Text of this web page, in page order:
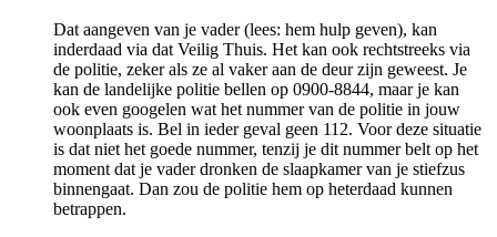
Dat aangeven van je vader (lees: hem hulp geven), kan
inderdaad via dat Veilig Thuis. Het kan ook rechtstreeks via
de politie, zeker als ze al vaker aan de deur zijn geweest. Je
kan de landelijke politie bellen op 0900-8844, maar je kan
ook even googelen wat het nummer van de politie in jouw
woonplaats is. Bel in ieder geval geen 112. Voor deze situatie
is dat niet het goede nummer, tenzij je dit nummer belt op het
moment dat je vader dronken de slaapkamer van je stiefzus
binnengaat. Dan zou de politie hem op heterdaad kunnen
betrappen.